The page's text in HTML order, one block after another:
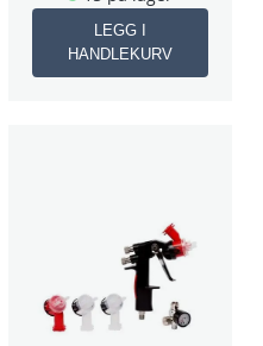
LEGG I
HANDLEKURV